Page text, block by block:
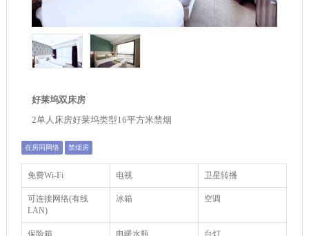
好莱坞双床房
2单人床房好莱坞类型16平方米禁烟
在房间网络 禁烟房
免费Wi-Fi 电视 卫星转播
可连接网络(有线
LAN)
冰箱 空调